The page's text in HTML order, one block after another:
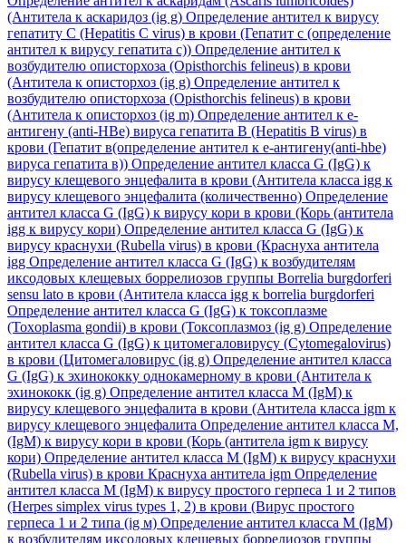
(Антитела к аскаридоз (ig g) Определение антител к вирусу
гепатиту C (Hepatitis C virus) в крови (Гепатит с (определение
антител к вирусу гепатита с)) Определение антител к
возбудителю описторхоза (Opisthorchis felineus) в крови
(Антитела к описторхоз (ig g) Определение антител к
возбудителю описторхоза (Opisthorchis felineus) в крови
(Антитела к описторхоз (ig m) Определение антител к е-
антигену (anti-HBe) вируса гепатита B (Hepatitis B virus) в
крови (Гепатит в(определение антител к е-антигену(anti-hbe)
вируса гепатита в)) Определение антител класса G (IgG) к
вирусу клещевого энцефалита в крови (Антитела класса igg к
вирусу клещевого энцефалита (количественно) Определение
антител класса G (IgG) к вирусу кори в крови (Корь (антитела
igg к вирусу кори) Определение антител класса G (IgG) к
вирусу краснухи (Rubella virus) в крови (Краснуха антитела
igg Определение антител класса G (IgG) к возбудителям
иксодовых клещевых боррелиозов группы Borrelia burgdorferi
sensu lato в крови (Антитела класса igg к borrelia burgdorferi
Определение антител класса G (IgG) к токсоплазме
(Toxoplasma gondii) в крови (Токсоплазмоз (ig g) Определение
антител класса G (IgG) к цитомегаловирусу (Cytomegalovirus)
в крови (Цитомегаловирус (ig g) Определение антител класса
G (IgG) к эхинококку однокамерному в крови (Антитела к
эхинококк (ig g) Определение антител класса M (IgM) к
вирусу клещевого энцефалита в крови (Антитела класса igm к
вирусу клещевого энцефалита Определение антител класса M,
(IgM) к вирусу кори в крови (Корь (антитела igm к вирусу
кори) Определение антител класса M (IgM) к вирусу краснухи
(Rubella virus) в крови Краснуха антитела igm Определение
антител класса M (IgM) к вирусу простого герпеса 1 и 2 типов
(Herpes simplex virus types 1, 2) в крови (Вирус простого
герпеса 1 и 2 типа (ig м) Определение антител класса M (IgM)
к возбудителям иксодовых клещевых боррелиозов группы